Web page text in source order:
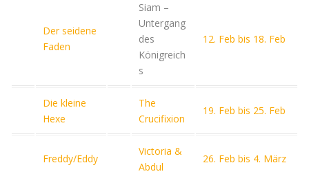
Der seidene
Faden
Siam –
Untergang
des
Königreich
s
12. Feb bis 18. Feb
Die kleine
Hexe
The
Crucifixion
19. Feb bis 25. Feb
Freddy/Eddy
Victoria &
Abdul
26. Feb bis 4. März